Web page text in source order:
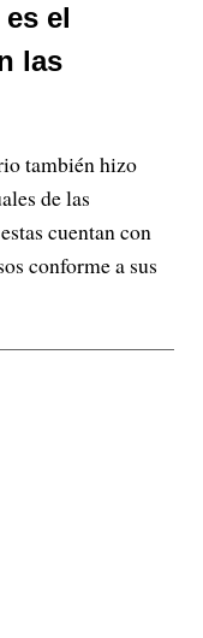
el
las
también hizo
de las
cuentan con
conforme a sus